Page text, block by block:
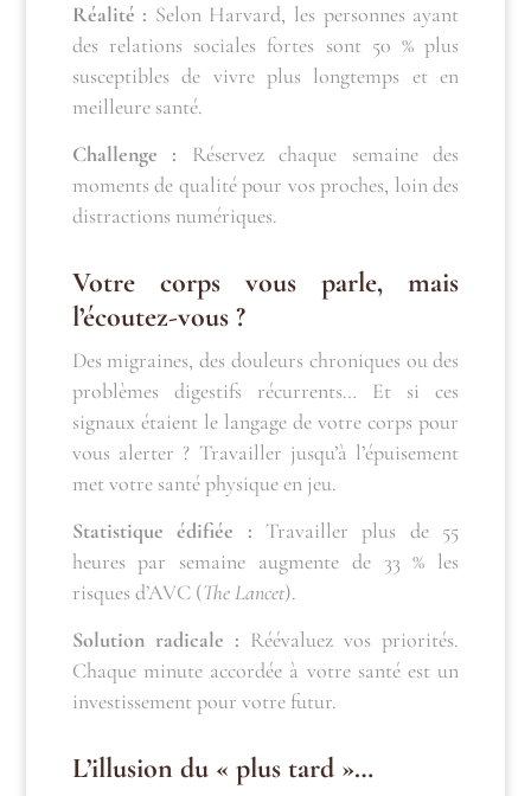
Réalité : Selon Harvard, les personnes ayant
des relations sociales fortes sont 50 % plus
susceptibles de vivre plus longtemps et en
meilleure santé.
Challenge : Réservez chaque semaine des
moments de qualité pour vos proches, loin des
distractions numériques.
Votre corps vous parle, mais
l’écoutez-vous ?
Des migraines, des douleurs chroniques ou des
problèmes digestifs récurrents… Et si ces
signaux étaient le langage de votre corps pour
vous alerter ? Travailler jusqu’à l’épuisement
met votre santé physique en jeu.
Statistique édifiée : Travailler plus de 55
heures par semaine augmente de 33 % les
risques d’AVC (The Lancet).
Solution radicale : Réévaluez vos priorités.
Chaque minute accordée à votre santé est un
investissement pour votre futur.
L’illusion du « plus tard »…